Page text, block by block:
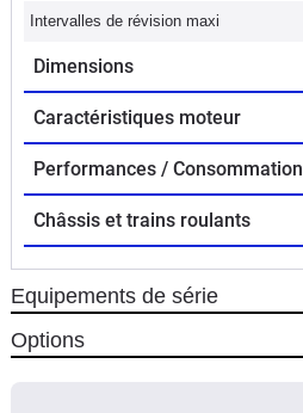
Intervalles de révision maxi
Dimensions
Caractéristiques moteur
Performances / Consommation
Châssis et trains roulants
Equipements de série
Options